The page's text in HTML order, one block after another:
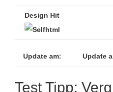
Design Hit
Update am: Update
Test Tipp: